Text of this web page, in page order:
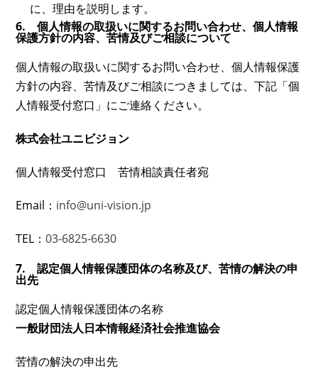
に、理由を説明します。
6. 個人情報の取扱いに関するお問い合わせ、個人情報
保護方針の内容、苦情及びご相談について
個人情報の取扱いに関するお問い合わせ、個人情報保護
方針の内容、苦情及びご相談につきましては、下記「個
人情報受付窓口」にご連絡ください。
株式会社ユニビジョン
個人情報受付窓口 苦情相談責任者宛
Email： info@uni-vision.jp
TEL：03-6825-6630
7. 認定個人情報保護団体の名称及び、苦情の解決の申
出先
認定個人情報保護団体の名称
一般財団法人日本情報経済社会推進協会
苦情の解決の申出先